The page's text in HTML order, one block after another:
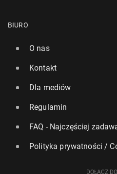
BIURO
O nas
Kontakt
Dla mediów
Regulamin
FAQ - Najczęściej
Polityka prywatności /
DOŁĄCZ